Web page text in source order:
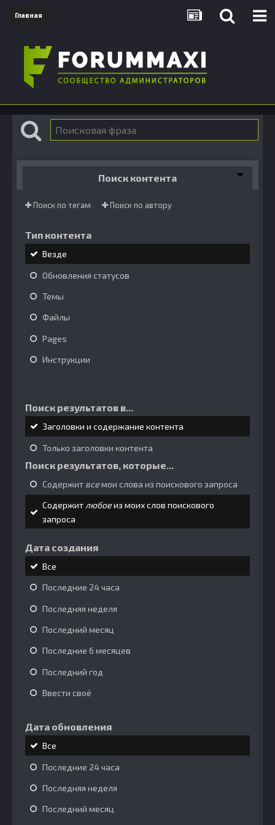
Главная
Поиск контента
Поиск по тегам Поиск по автору
Тип контента
Везде
Обновления статусов
Темы
Файлы
Pages
Инструкции
Поиск результатов в...
Заголовки и содержание контента
Только заголовки контента
Поиск результатов, которые...
Содержит всемои слова из поискового запроса
Содержитлюбоеиз моих слов поискового
запроса
Дата создания
Все
Последние 24 часа
Последняя неделя
Последний месяц
Последние 6 месяцев
Последний год
Ввести своё
Дата обновления
Все
Последние 24 часа
Последняя неделя
Последний месяц